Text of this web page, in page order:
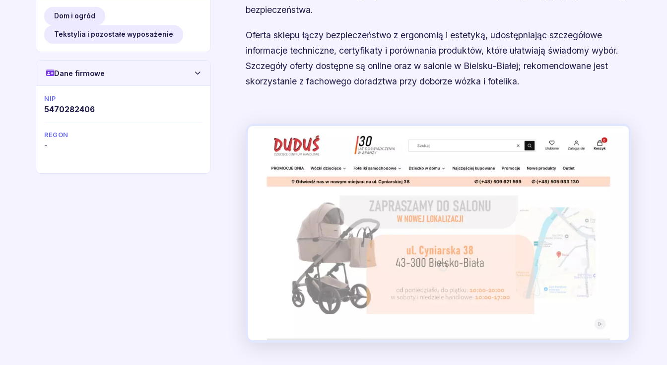
Dom i ogród
Tekstylia i pozostałe wyposażenie
Dane firmowe
NIP
5470282406
REGON
-
bezpieczeństwa.
Oferta sklepu łączy bezpieczeństwo z ergonomią i estetyką, udostępniając szczegółowe
informacje techniczne, certyfikaty i porównania produktów, które ułatwiają świadomy wybór.
Szczegóły oferty dostępne są online oraz w salonie w Bielsku-Białej; rekomendowane jest
skorzystanie z fachowego doradztwa przy doborze wózka i fotelika.